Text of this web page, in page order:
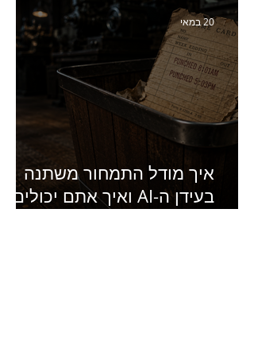
של מחלבות גד
איך מודל התמחור משתנה
בעידן ה-AI ואיך אתם יכולים
20 במאי